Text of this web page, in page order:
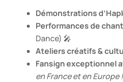
Démonstrations
Performances de
Dance) 🎤
Ateliers créatifs &
Fansign exceptionnel
en France et en Europe !